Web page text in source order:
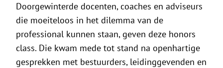
Doorgewinterde docenten, coaches en adviseurs
die moeiteloos in het dilemma van de
professional kunnen staan, geven deze honors
class. Die kwam mede tot stand na openhartige
gesprekken met bestuurders, leidinggevenden en